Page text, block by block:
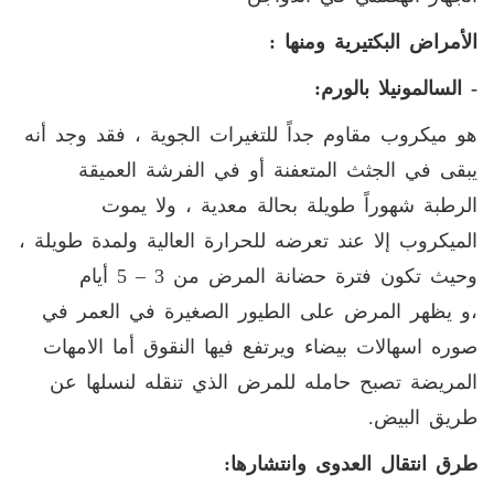
الأمراض البكتيرية ومنها :
- السالمونيلا بالورم:
هو ميكروب مقاوم جداً للتغيرات الجوية ، فقد وجد أنه
يبقى في الجثث المتعفنة أو في الفرشة العميقة
الرطبة شهوراً طويلة بحالة معدية ، ولا يموت
الميكروب إلا عند تعرضه للحرارة العالية ولمدة طويلة ،
وحيث تكون فترة حضانة المرض من 3 – 5 أيام
،و يظهر المرض على الطيور الصغيرة في العمر في
صوره اسهالات بيضاء ويرتفع فيها النقوق أما الامهات
المريضة تصبح حامله للمرض الذي تنقله لنسلها عن
طريق البيض.
طرق انتقال العدوى وانتشارها: